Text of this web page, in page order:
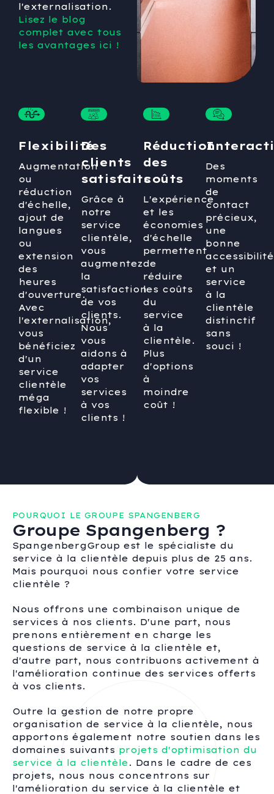
l'externalisation.
Lisez le blog
complet avec tous
les avantages ici !
Flexibilité
Augmentation
ou
réduction
d'échelle,
ajout de
langues
ou
extension
des
heures
d'ouverture.
Avec
l'externalisation,
vous
bénéficiez
d'un
service
clientèle
méga
flexible !
Des
clients
satisfaits
Grâce à
notre
service
clientèle,
vous
augmentez
la
satisfaction
de vos
clients.
Nous
vous
aidons à
adapter
vos
services
à vos
clients !
Réduction
des
coûts
L'expérience
et les
économies
d'échelle
permettent
de
réduire
les coûts
du
service
à la
clientèle.
Plus
d'options
à
moindre
coût !
Des
moments
de
contact
précieux,
une
bonne
accessibilité
et un
service
à la
clientèle
distinctif
sans
souci !
POURQUOI LE GROUPE SPANGENBERG
Groupe Spangenberg ?
SpangenbergGroup est le spécialiste du
service à la clientèle depuis plus de 25 ans.
Mais pourquoi nous confier votre service
clientèle ?
Nous offrons une combinaison unique de
services à nos clients. D'une part, nous
prenons entièrement en charge les
questions de service à la clientèle et,
d'autre part, nous contribuons activement à
l'amélioration continue des services offerts
à vos clients.
Outre la gestion de notre propre
organisation de service à la clientèle, nous
apportons également notre soutien dans les
domaines suivants projets d'optimisation du
service à la clientèle. Dans le cadre de ces
projets, nous nous concentrons sur
l'amélioration du service à la clientèle et